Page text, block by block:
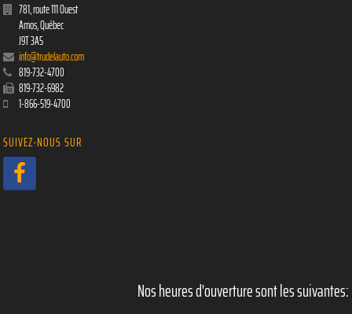
781, route 111 Ouest
Amos,Québec
J9T 3A5
info@trudelauto.com
819-732-4700
819-732-6982
1-866-519-4700
SUIVEZ-NOUS SUR
Nos heures d'ouverture sont les suivantes: